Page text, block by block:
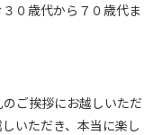
０歳代から７０歳代ま
ご挨拶にお越しいただ
いただき、本当に楽し